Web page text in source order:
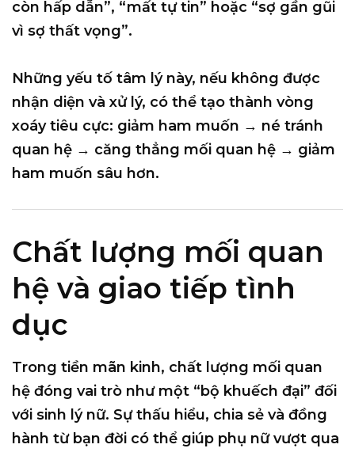
còn hấp dẫn”, “mất tự tin” hoặc “sợ gần gũi
vì sợ thất vọng”.
Những yếu tố tâm lý này, nếu không được
nhận diện và xử lý, có thể tạo thành vòng
xoáy tiêu cực: giảm ham muốn → né tránh
quan hệ → căng thẳng mối quan hệ → giảm
ham muốn sâu hơn.
Chất lượng mối quan
hệ và giao tiếp tình
dục
Trong tiền mãn kinh, chất lượng mối quan
hệ đóng vai trò như một “bộ khuếch đại” đối
với sinh lý nữ. Sự thấu hiểu, chia sẻ và đồng
hành từ bạn đời có thể giúp phụ nữ vượt qua